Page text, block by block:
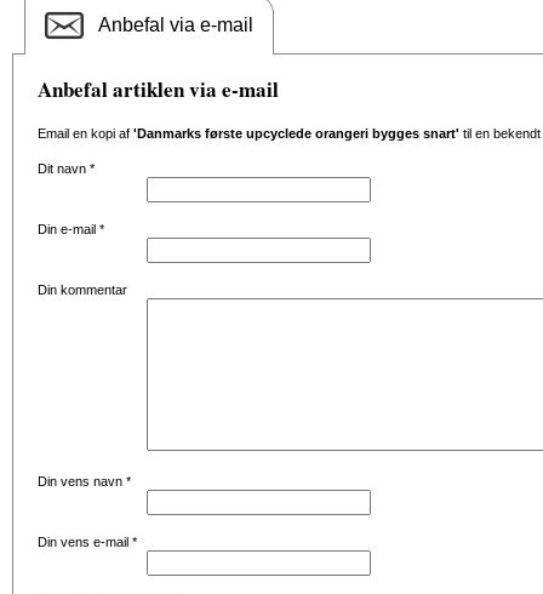
Anbefal via e-mail
Anbefal artiklen via e-mail
Email en kopi af 'Danmarks første upcyclede orangeri bygges snart' til en bekendt
Dit navn *
Din e-mail *
Din kommentar
Din vens navn *
Din vens e-mail *